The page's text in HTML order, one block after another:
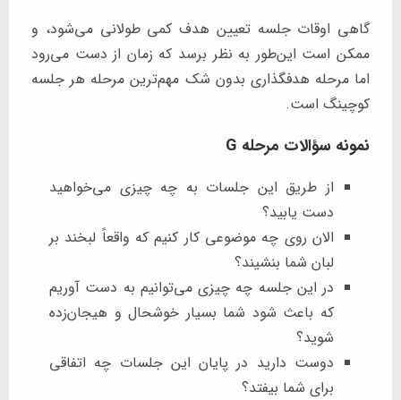
گاهی اوقات جلسه تعیین هدف کمی طولانی می‌شود، و
ممکن است این‌طور به نظر برسد که زمان از دست می‌رود
اما مرحله هدفگذاری بدون شک مهم‌ترین مرحله هر جلسه
کوچینگ است.
نمونه سؤالات مرحله G
از طریق این جلسات به چه چیزی می‌خواهید
دست یابید؟
الان روی چه موضوعی کار کنیم که واقعاً لبخند بر
لبان شما بنشیند؟
در این جلسه چه چیزی می‌توانیم به دست آوریم
که باعث شود شما بسیار خوشحال و هیجان‌زده
شوید؟
دوست دارید در پایان این جلسات چه اتفاقی
برای شما بیفتد؟